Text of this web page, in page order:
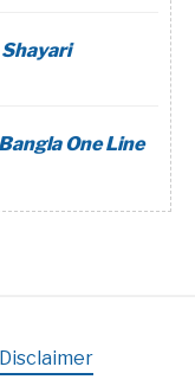
Shayari
Bangla One Line
Disclaimer